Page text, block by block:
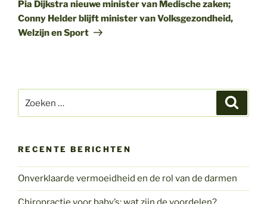
Pia Dijkstra nieuwe minister van Medische zaken;
Conny Helder blijft minister van Volksgezondheid,
Welzijn en Sport
naar:
RECENTE BERICHTEN
Onverklaarde vermoeidheid en de rol van de darmen